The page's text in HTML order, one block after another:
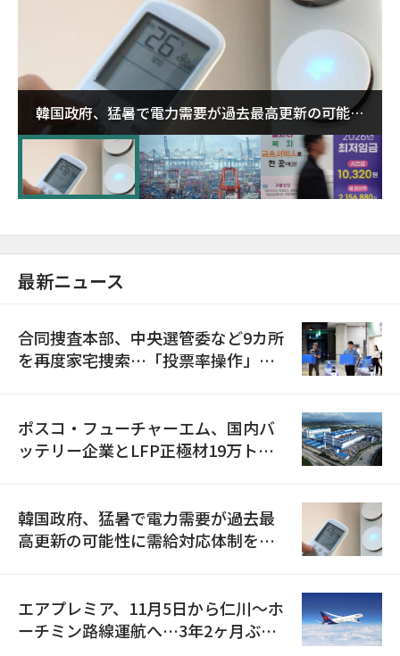
韓国政府、猛暑で電力需要が過去最高更新の可能性
に需給対応体制を点検
最新ニュース
合同捜査本部、中央選管委など9カ所
を再度家宅捜索…「投票率操作」の
ポスコ・フューチャーエム、国内バ
ッテリー企業とLFP正極材19万トン
韓国政府、猛暑で電力需要が過去最
高更新の可能性に需給対応体制を点
エアプレミア、11月5日から仁川〜ホ
ーチミン路線運航へ…3年2ヶ月ぶり